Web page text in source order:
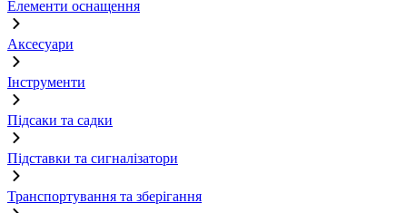
Елементи оснащення
Аксесуари
Інструменти
Підсаки та садки
Підставки та сигналізатори
Транспортування та зберігання